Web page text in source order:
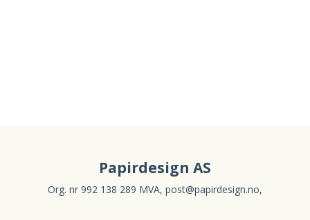
Papirdesign AS
Org. nr 992 138 289 MVA, post@papirdesign.no,